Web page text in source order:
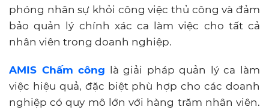
phóng nhân sự khỏi công việc thủ công và đảm
bảo quản lý chính xác ca làm việc cho tất cả
nhân viên trong doanh nghiệp.
AMIS Chấm công là giải pháp quản lý ca làm
việc hiệu quả, đặc biệt phù hợp cho các doanh
nghiệp có quy mô lớn với hàng trăm nhân viên.